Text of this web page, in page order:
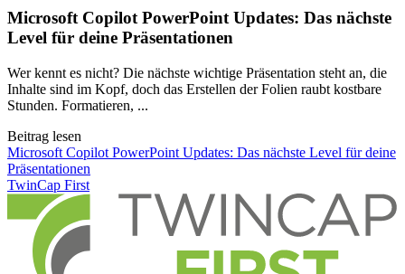
Microsoft Copilot PowerPoint Updates: Das nächste
Level für deine Präsentationen
Wer kennt es nicht? Die nächste wichtige Präsentation steht an, die
Inhalte sind im Kopf, doch das Erstellen der Folien raubt kostbare
Stunden. Formatieren, ...
Beitrag lesen
Microsoft Copilot PowerPoint Updates: Das nächste Level für deine
Präsentationen
TwinCap First